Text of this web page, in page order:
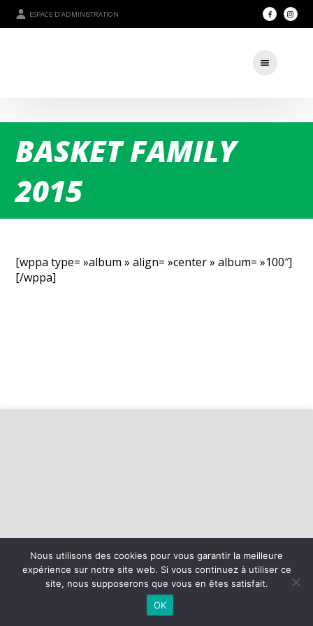
ESPACE D'ADMINISTRATION
BASKET FAMILY
2015
[wppa type= »album » align= »center » album= »100″]
[/wppa]
2026 - Basket Mesnil Franqueville Boos | Site internet réalisé par
MENTIONS LÉGALES
Nous utilisons des cookies pour vous garantir la meilleure
expérience sur notre site web. Si vous continuez à utiliser ce
site, nous supposerons que vous en êtes satisfait.
OK